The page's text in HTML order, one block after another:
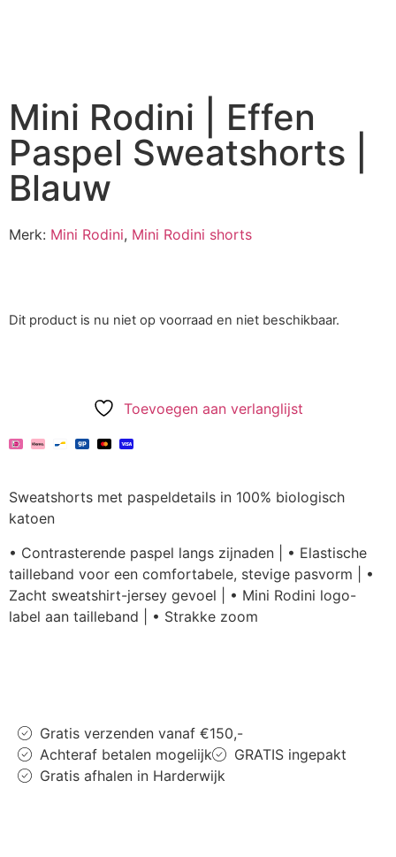
Mini Rodini | Effen
Paspel Sweatshorts |
Blauw
Merk: Mini Rodini, Mini Rodini shorts
Dit product is nu niet op voorraad en niet beschikbaar.
Toevoegen aan verlanglijst
Sweatshorts met paspeldetails in 100% biologisch
katoen
• Contrasterende paspel langs zijnaden | • Elastische
tailleband voor een comfortabele, stevige pasvorm | •
Zacht sweatshirt-jersey gevoel | • Mini Rodini logo-
label aan tailleband | • Strakke zoom
Gratis verzenden vanaf €150,-
Achteraf betalen mogelijk
GRATIS ingepakt
Gratis afhalen in Harderwijk